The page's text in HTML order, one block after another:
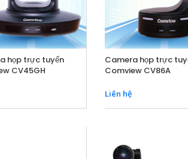
họp trực tuyến
CV45GH
Camera họp trực
Comview CV86A
Liên hệ